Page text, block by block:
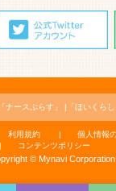
「ナースぷらす」 「ほいくらし
利用規約
個人情報
コンテンツポリシー
© Mynavi Corporation